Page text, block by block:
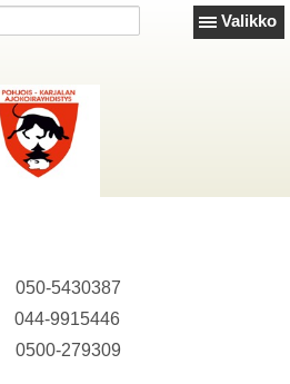
Valikko
5430387
9915446
279309